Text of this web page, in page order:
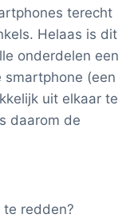
terecht
Helaas is dit
onderdelen een
smartphone (een
uit elkaar te
daarom de
redden?